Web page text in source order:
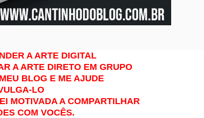
A ARTE DIGITAL
A ARTE DIRETO EM GRUPO
BLOG E ME AJUDE
LO
MOTIVADA A COMPARTILHAR
COM VOCÊS.